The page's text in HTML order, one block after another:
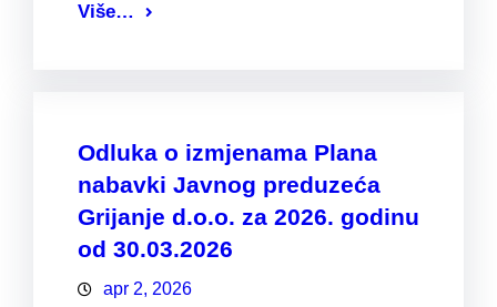
Više…
Odluka o izmjenama Plana
nabavki Javnog preduzeća
Grijanje d.o.o. za 2026. godinu
od 30.03.2026
apr 2, 2026